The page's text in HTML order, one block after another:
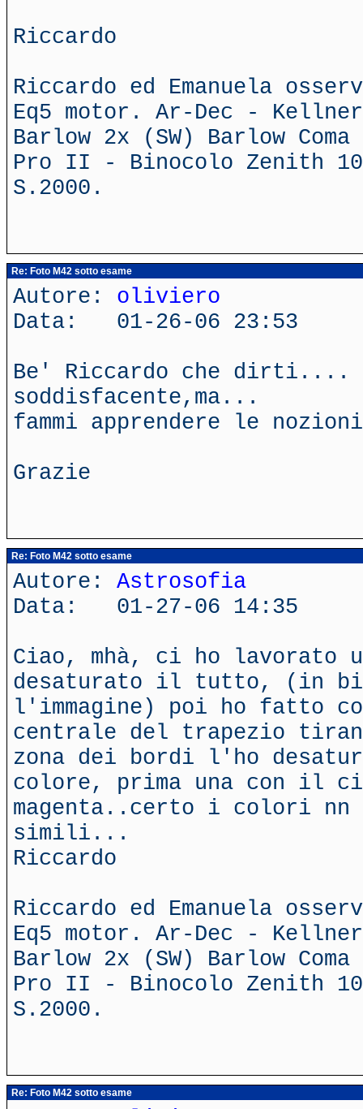
Riccardo
Riccardo ed Emanuela
Eq5 motor. Ar-Dec -
Barlow 2x (SW) Barlow
Pro II - Binocolo Zenith
S.2000.
Re: Foto M42 sotto esame
Autore: oliviero
Data: 01-26-06 23:53
Be' Riccardo che dirti....
soddisfacente,ma...
fammi apprendere le
Grazie
Re: Foto M42 sotto esame
Autore: Astrosofia
Data: 01-27-06 14:35
Ciao, mhà, ci ho lavorato
desaturato il tutto, (in
l'immagine) poi ho fatto
centrale del trapezio
zona dei bordi l'ho
colore, prima una con il
magenta..certo i colori nn
simili...
Riccardo
Riccardo ed Emanuela
Eq5 motor. Ar-Dec -
Barlow 2x (SW) Barlow
Pro II - Binocolo Zenith
S.2000.
Re: Foto M42 sotto esame